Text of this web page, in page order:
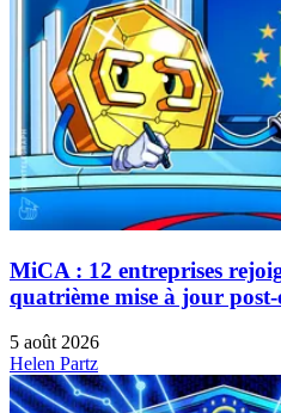
MiCA : 12 entreprises
quatrième mise à jour post-
5 août 2026
Helen Partz